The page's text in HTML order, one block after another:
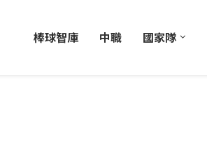
棒球智庫 中職 國家隊